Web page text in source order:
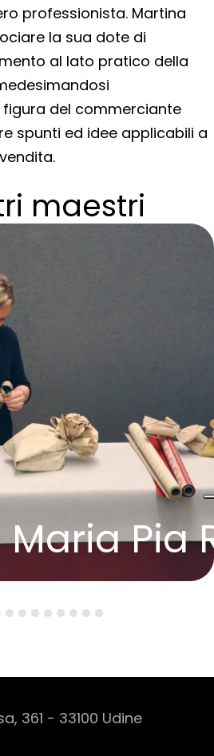
professionista. Martina
la sua dote di
al lato pratico della
del commerciante
spunti ed idee applicabili a
maestri
Pia
Fabio
361 - 33100 Udine